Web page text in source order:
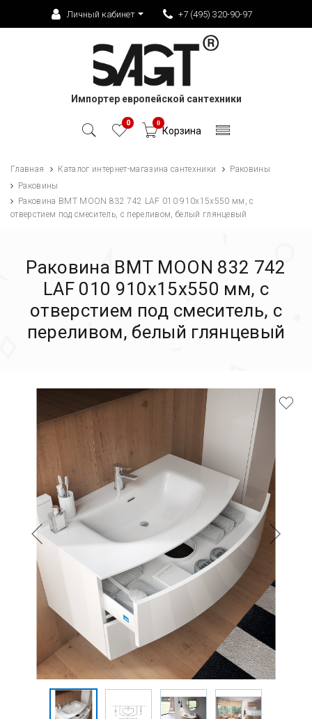
Личный кабинет +7 (495) 320-90-97
Импортер европейской сантехники
0 0
Корзина
Главная Каталог интернет-магазина сантехники
Раковины
Раковины
Раковина BMT MOON 832 742 LAF 010 910х15х550 мм, с
отверстием под смеситель, с переливом, белый глянцевый
Раковина BMT MOON 832 742
LAF 010 910х15х550 мм, с
отверстием под смеситель, с
переливом, белый глянцевый